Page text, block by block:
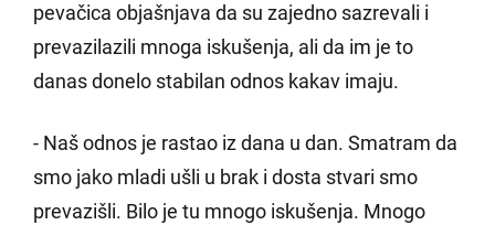
pevačica objašnjava da su zajedno sazrevali i
prevazilazili mnoga iskušenja, ali da im je to
danas donelo stabilan odnos kakav imaju.
- Naš odnos je rastao iz dana u dan. Smatram da
smo jako mladi ušli u brak i dosta stvari smo
prevazišli. Bilo je tu mnogo iskušenja. Mnogo